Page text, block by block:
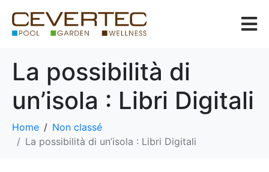
La possibilità di
un’isola : Libri Digitali
Home
Non classé
La possibilità di un’isola : Libri Digitali